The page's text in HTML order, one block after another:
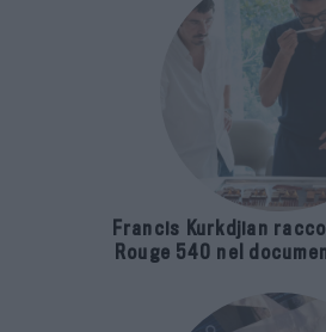
Francis Kurkdjian
Rouge 540 nel